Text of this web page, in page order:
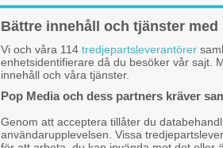
Bättre innehåll och tjänster
Vi och våra 114 tredjepartsleverantörer
enhetsidentifierare då du besöker vår sajt.
innehåll och våra tjänster.
Pop Media och dess partners kräver
Genom att acceptera tillåter du
användarupplevelsen. Vissa